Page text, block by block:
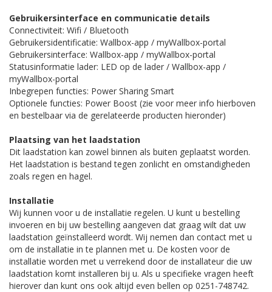
Gebruikersinterface en communicatie details
Connectiviteit: Wifi / Bluetooth
Gebruikersidentificatie: Wallbox-app / myWallbox-portal
Gebruikersinterface: Wallbox-app / myWallbox-portal
Statusinformatie lader: LED op de lader / Wallbox-app /
myWallbox-portal
Inbegrepen functies: Power Sharing Smart
Optionele functies: Power Boost (zie voor meer info hierboven
en bestelbaar via de gerelateerde producten hieronder)
Plaatsing van het laadstation
Dit laadstation kan zowel binnen als buiten geplaatst worden.
Het laadstation is bestand tegen zonlicht en omstandigheden
zoals regen en hagel.
Installatie
Wij kunnen voor u de installatie regelen. U kunt u bestelling
invoeren en bij uw bestelling aangeven dat graag wilt dat uw
laadstation geïnstalleerd wordt. Wij nemen dan contact met u
om de installatie in te plannen met u. De kosten voor de
installatie worden met u verrekend door de installateur die uw
laadstation komt installeren bij u. Als u specifieke vragen heeft
hierover dan kunt ons ook altijd even bellen op 0251-748742.